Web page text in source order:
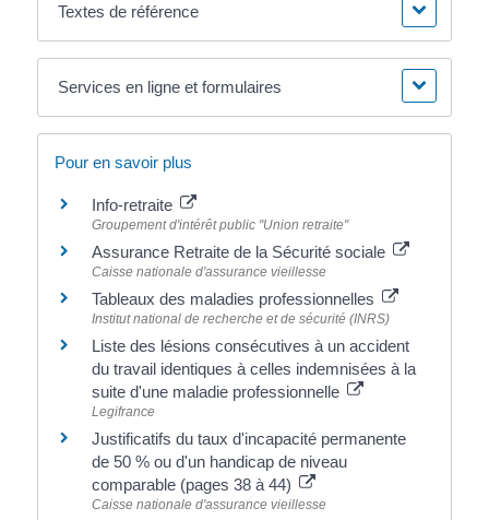
Textes de référence
Services en ligne et formulaires
Pour en savoir plus
Info-retraite
Groupement d'intérêt public "Union retraite"
Assurance Retraite de la Sécurité sociale
Caisse nationale d'assurance vieillesse
Tableaux des maladies professionnelles
Institut national de recherche et de sécurité (INRS)
Liste des lésions consécutives à un accident
du travail identiques à celles indemnisées à la
suite d'une maladie professionnelle
Legifrance
Justificatifs du taux d'incapacité permanente
de 50 % ou d'un handicap de niveau
comparable (pages 38 à 44)
Caisse nationale d'assurance vieillesse